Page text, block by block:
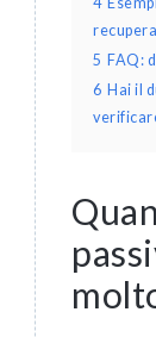
5 FAQ:
6 Hai il